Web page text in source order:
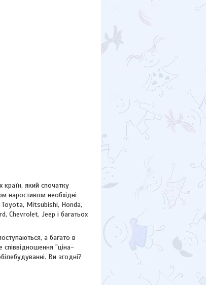
країн, який спочатку
наростивши необхідні
Toyota, Mitsubishi, Honda,
Chevrolet, Jeep і багатьох
а багато в
"ціна-
Ви згодні?